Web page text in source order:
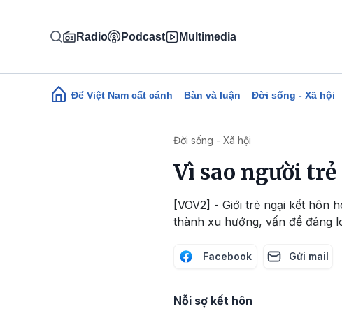
Radio Podcast Multimedia
Main navigation
Để Việt Nam cất cánh Bàn và luận Đời sống - Xã hội
Đời sống - Xã hội
Vì sao người
[VOV2] - Giới trẻ ngại kết hôn
thành xu hướng, vấn đề đáng
Facebook Gửi mail
Nỗi sợ kết hôn